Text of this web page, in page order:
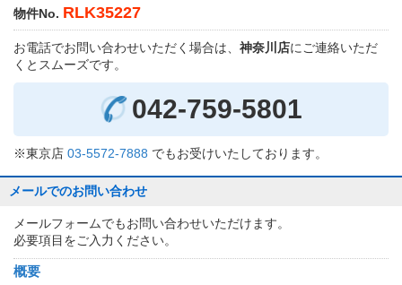
物件No. RLK35227
お電話でお問い合わせいただく場合は、 神奈川店にご連絡いただ
くとスムーズです。
042-759-5801
※東京店 03-5572-7888 でもお受けいたしております。
メールでのお問い合わせ
メールフォームでもお問い合わせいただけます。
必要項目をご入力ください。
概要